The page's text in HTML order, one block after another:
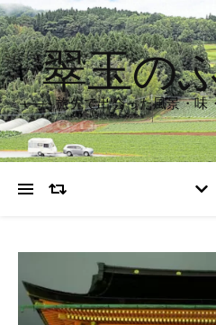
翠玉の
旅先で出会った風景・味